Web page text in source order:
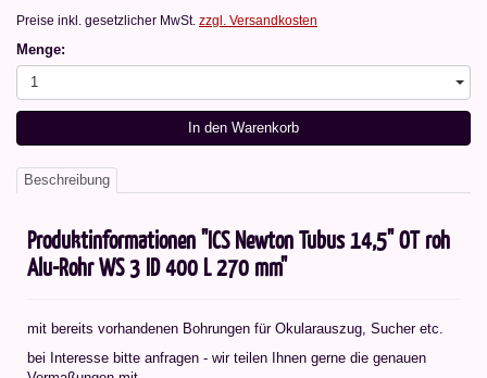
Preise inkl. gesetzlicher MwSt. zzgl. Versandkosten
Menge:
1
In den Warenkorb
Beschreibung
Produktinformationen "ICS Newton Tubus 14,5" OT roh
Alu-Rohr WS 3 ID 400 L 270 mm"
mit bereits vorhandenen Bohrungen für Okularauszug, Sucher etc.
bei Interesse bitte anfragen - wir teilen Ihnen gerne die genauen